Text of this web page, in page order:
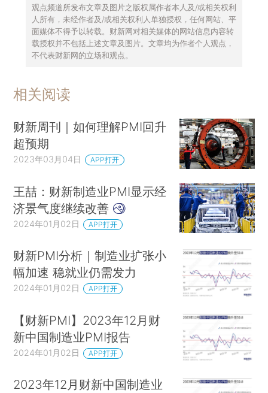
观点频道所发布文章及图片之版权属作者本人及/或相关权利
人所有，未经作者及/或相关权利人单独授权，任何网站、平
面媒体不得予以转载。财新网对相关媒体的网站信息内容转
载授权并不包括上述文章及图片。文章均为作者个人观点，
不代表财新网的立场和观点。
相关阅读
财新周刊｜如何理解PMI回升
超预期
2023年03月04日 APP打开
王喆：财新制造业PMI显示经
济景气度继续改善
2024年01月02日 APP打开
财新PMI分析｜制造业扩张小
幅加速 稳就业仍需发力
2024年01月02日 APP打开
【财新PMI】2023年12月财
新中国制造业PMI报告
2024年01月02日 APP打开
2023年12月财新中国制造业